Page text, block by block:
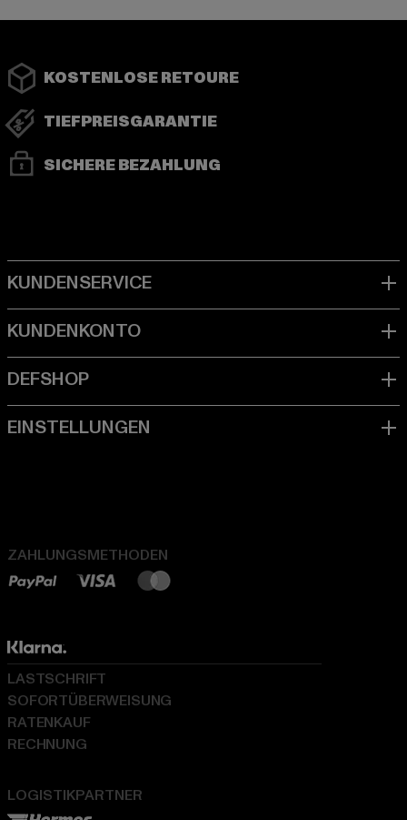
KOSTENLOSE RETOURE
TIEFPREISGARANTIE
SICHERE BEZAHLUNG
ZAHLUNGSMETHODEN
LOGISTIKPARTNER
LASTSCHRIFT
SOFORTÜBERWEISUNG
RATENKAUF
RECHNUNG